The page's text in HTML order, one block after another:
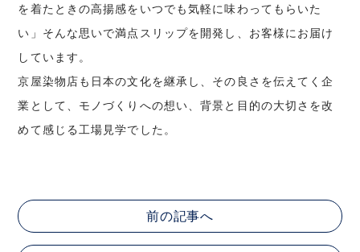
を着たときの高揚感をいつでも気軽に味わってもらいた
い」そんな思いで満点スリップを開発し、お客様にお届け
しています。
京屋染物店も日本の文化を継承し、その良さを伝えてく企
業として、モノづくりへの想い、背景と目的の大切さを改
めて感じる工場見学でした。
前の記事へ